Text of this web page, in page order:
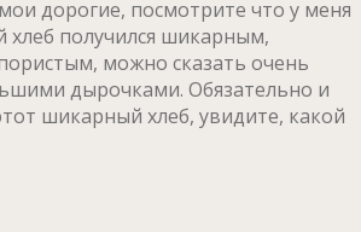
дорогие, посмотрите что у меня
получился шикарным,
можно сказать очень
дырочками. Обязательно и
шикарный хлеб, увидите, какой